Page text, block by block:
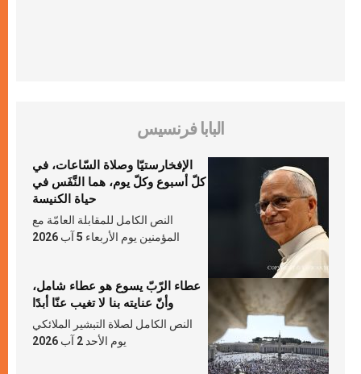
البابا فرنسيس
الإفخارستيّا وصلاة السّاعات، في
كلّ أسبوع وكلّ يوم، هما النَّفَس في
حياة الكنيسة
النص الكامل للمقابلة العامّة مع
المؤمنين يوم الأربعاء 5 آب 2026
عطاء الرّبّ يسوع هو عطاء شامل،
وأنّ عنايته بنا لا تغيب عنّا أبدًا
النص الكامل لصلاة التبشير الملائكي
يوم الأحد 2 آب 2026